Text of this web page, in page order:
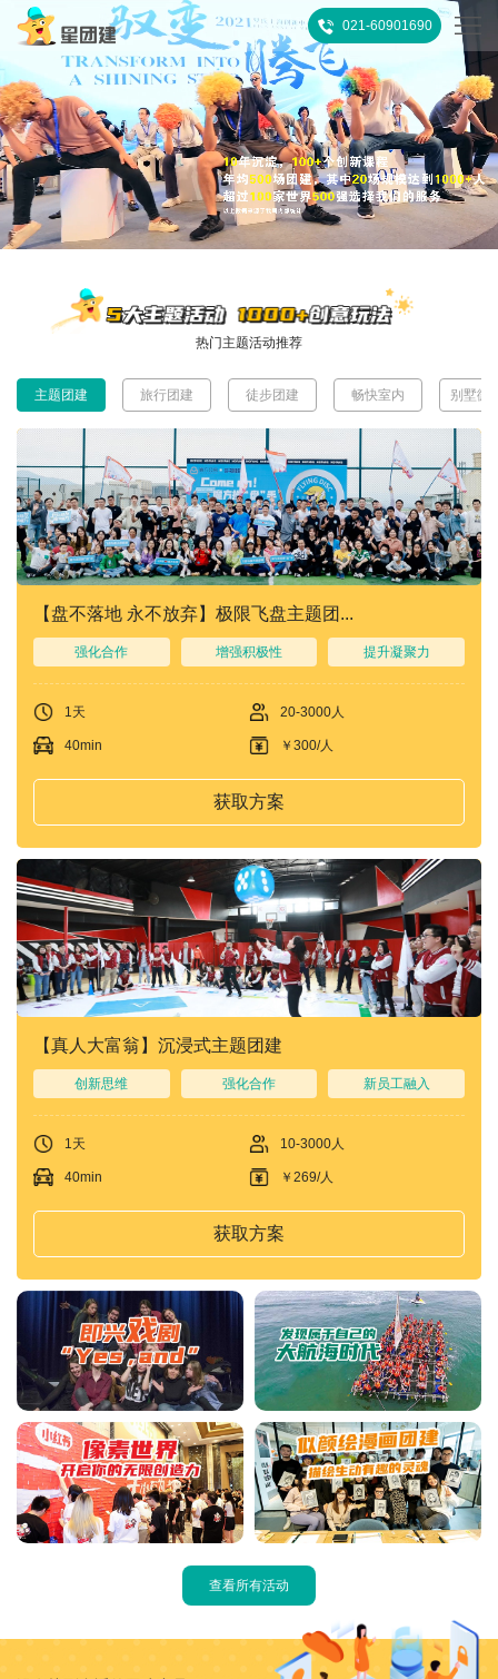
021-60901690
首
页
热
门
推
所
有
客
热门主题活动推荐
主题团建 旅行团建 徒步团建 畅快室内 别墅微
【盘不落地 永不放弃】极限飞盘主题团...
强化合作 增强积极性 提升凝聚力
1天 20-3000人
40min ￥300/人
获取方案
【真人大富翁】沉浸式主题团建
创新思维 强化合作 新员工融入
1天 10-3000人
40min ￥269/人
获取方案
查看所有活动